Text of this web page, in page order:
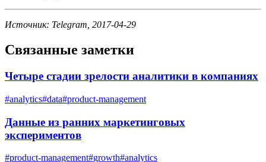
Источник: Telegram, 2017-04-29
Связанные заметки
Четыре стадии зрелости аналитики в компаниях
#analytics#data#product-management
Данные из ранних маркетинговых
экспериментов
#product-management#growth#analytics